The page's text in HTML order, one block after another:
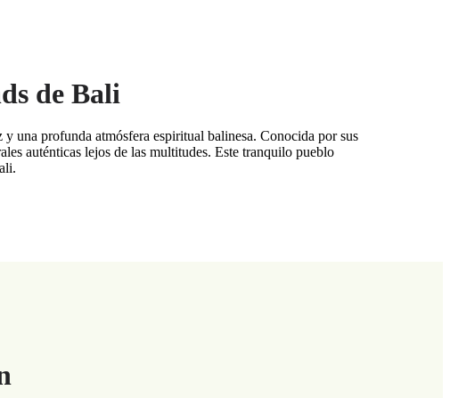
de Bali
una profunda atmósfera espiritual balinesa. Conocida por sus
auténticas lejos de las multitudes. Este tranquilo pueblo